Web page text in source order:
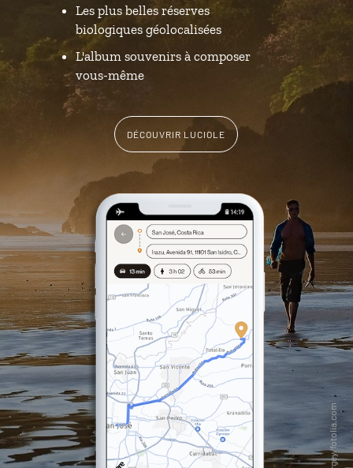
Les plus belles réserves
biologiques géolocalisées
L'album souvenirs à composer
vous-même
DÉCOUVRIR LUCIOLE